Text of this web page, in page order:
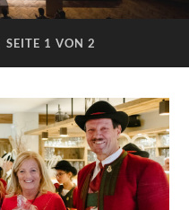
SEITE 1 VON 2